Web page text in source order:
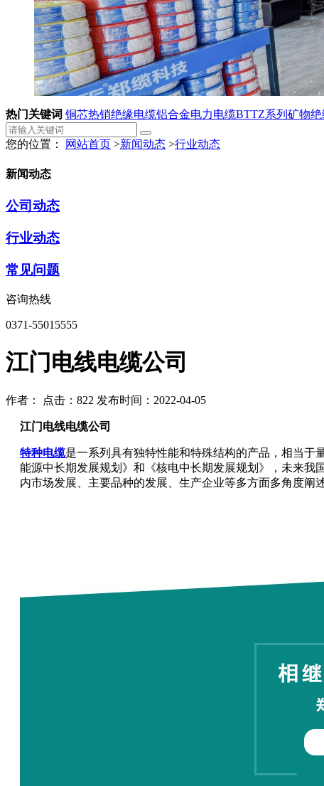
热门关键词 铜芯热销绝缘电缆铝合金电力电缆BTTZ系列矿物
您的位置： 网站首页 >新闻动态 >行业动态
新闻动态
公司动态
行业动态
常见问题
咨询热线
0371-55015555
江门电线电缆公司
作者： 点击：822 发布时间：2022-04-05
江门电线电缆公司
特种电缆是一系列具有独特性能和特殊结构的产品，相当于
能源中长期发展规划》和《核电中长期发展规划》，未来
内市场发展、主要品种的发展、生产企业等多方面多角度阐